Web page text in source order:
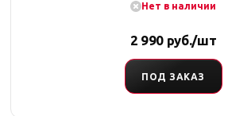
Нет в наличии
2 990 руб./шт
ПОД ЗАКАЗ